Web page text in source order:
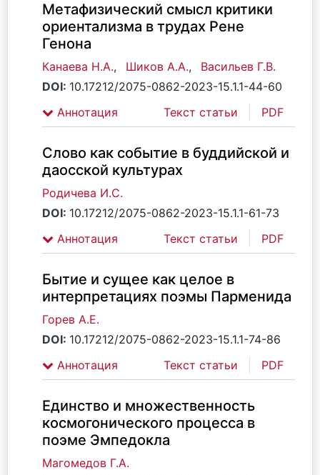
Метафизический смысл критики
ориентализма в трудах Рене
Генона
Канаева Н.А., Шиков А.А.,
Васильев Г.В.
DOI: 10.17212/2075-0862-2023-15.1.1-44-60
Аннотация
Текст статьи PDF
Слово как событие в буддийской и
даосской культурах
Родичева И.С.
DOI: 10.17212/2075-0862-2023-15.1.1-61-73
Аннотация
Текст статьи PDF
Бытие и сущее как целое в
интерпретациях поэмы Парменида
Горев А.Е.
DOI: 10.17212/2075-0862-2023-15.1.1-74-86
Аннотация
Текст статьи PDF
Единство и множественность
космогонического процесса в
поэме Эмпедокла
Магомедов Г.А.